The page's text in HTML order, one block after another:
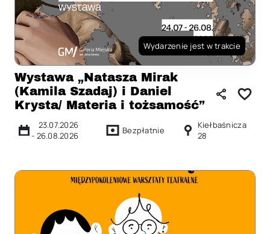
Wydarzenie jest w trakcie
Wystawa „Natasza Mirak
(Kamila Szadaj) i Daniel
Krysta/ Materia i tożsamość”
23.07.2026
- 26.08.2026 Bezpłatnie
Kiełbaśnicza
28